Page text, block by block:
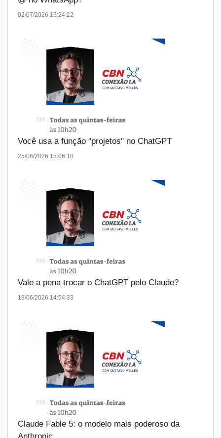
02/07/2026 15:24:22
Você usa a função "projetos" no ChatGPT
25/06/2026 15:06:10
Vale a pena trocar o ChatGPT pelo Claude?
18/06/2026 14:54:33
Claude Fable 5: o modelo mais poderoso da